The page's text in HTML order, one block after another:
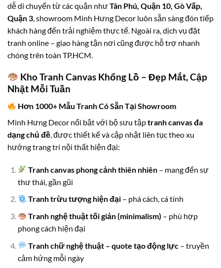
dễ di chuyển từ các quận nhưTân Phú, Quận 10, Gò Vấp,
Quận 3 , showroom Minh Hưng Decor luôn sẵn sàng đón tiếp
khách hàng đến trải nghiệm thực tế. Ngoài ra, dịch vụ đặt
tranh online – giao hàng tận nơi cũng được hỗ trợ nhanh
chóng trên toàn TP.HCM.
Kho Tranh Canvas Khổng Lồ – Đẹp Mắt, Cập
Nhật Mỗi Tuần
Hơn 1000+ Mẫu Tranh Có Sẵn Tại Showroom
Minh Hưng Decor nổi bật với bộ sưu tậptranh canvas đa
dạng chủ đề, được thiết kế và cập nhật liên tục theo xu
hướng trang trí nội thất hiện đại:
Tranh canvas phong cảnh thiên nhiên – mang đến sự
thư thái, gần gũi
Tranh trừu tượng hiện đại – phá cách, cá tính
Tranh nghệ thuật tối giản (minimalism) – phù hợp
phong cách hiện đại
Tranh chữ nghệ thuật – quote tạo động lực – truyền
cảm hứng mỗi ngày